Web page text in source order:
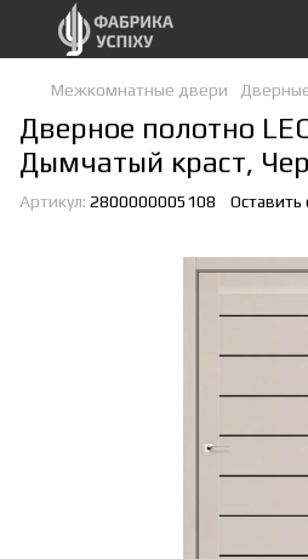
Межкомнатные двери
Дверное полотно
Дымчатый краст,
Артикул: 2800000005108 Оставить